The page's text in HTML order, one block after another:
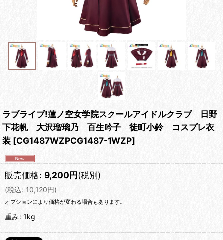
ラブライブ!蓮ノ空女学院スクールアイドルクラブ 日野
下花帆 大沢瑠璃乃 百生吟子 徒町小鈴 コスプレ衣
装 [CG1487WZPCG1487-1WZP]
販売価格: 9,200円(税別)
(税込: 10,120円)
オプションにより価格が変わる場合もあります。
重み: 1kg